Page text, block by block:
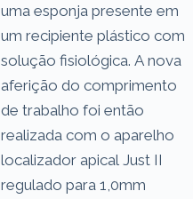
uma esponja presente em
um recipiente plástico com
solução fisiológica. A nova
aferição do comprimento
de trabalho foi então
realizada com o aparelho
localizador apical Just II
regulado para 1,0mm